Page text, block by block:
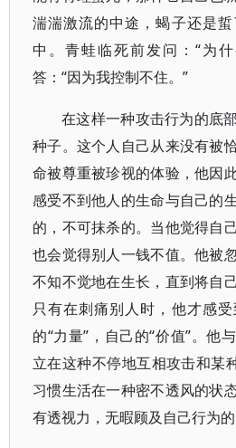
湍湍激流的中途，蝎子还是
中。青蛙临死前发问：“为
答：“因为我控制不住。”
在这样一种攻击行为的底
种子。这个人自己从来没有被
命被尊重被珍视的体验，他因
感受不到他人的生命与自己的
的，不可抹杀的。当他觉得自
也会觉得别人一钱不值。他被
不知不觉地在生长，直到将自
只有在刺痛别人时，他才感
的“力量”，自己的“价值”。他
立在这种不停地互相攻击和某
习惯生活在一种密不透风的状
有透视力，无暇顾及自己行为的